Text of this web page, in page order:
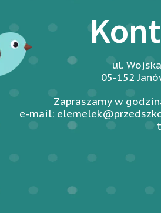
ul.
05-152
Zapraszamy w
e-mail: